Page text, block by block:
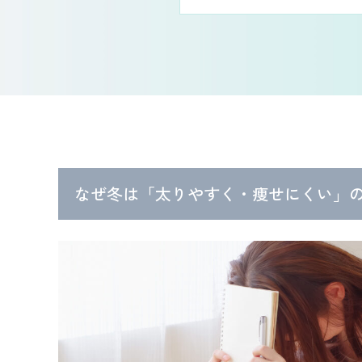
なぜ冬は「太りやすく・痩せにくい」